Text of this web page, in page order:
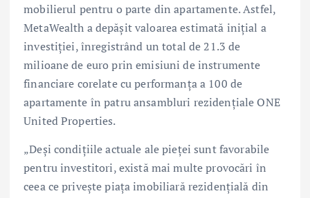
mobilierul pentru o parte din apartamente. Astfel,
MetaWealth a depășit valoarea estimată inițial a
investiției, înregistrând un total de 21.3 de
milioane de euro prin emisiuni de instrumente
financiare corelate cu performanța a 100 de
apartamente în patru ansambluri rezidențiale ONE
United Properties.
„Deși condițiile actuale ale pieței sunt favorabile
pentru investitori, există mai multe provocări în
ceea ce privește piața imobiliară rezidențială din